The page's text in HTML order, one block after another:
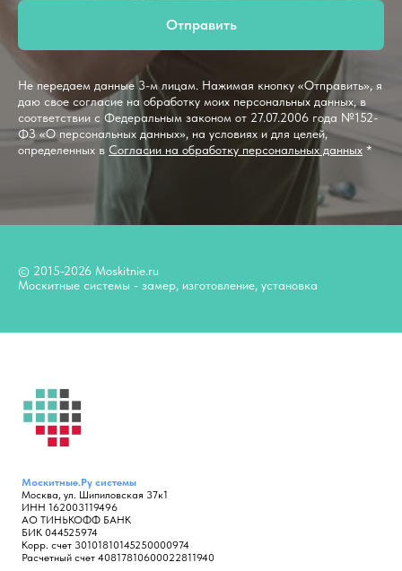
Отправить
Не передаем данные 3-м лицам. Нажимая кнопку «Отправить», я
даю свое согласие на обработку моих персональных данных, в
соответствии с Федеральным законом от 27.07.2006 года №152-
ФЗ «О персональных данных», на условиях и для целей,
определенных в Согласии на обработку персональных данных *
© 2015-2026 Moskitnie.ru
Москитные системы - замер, изготовление, установка
Москитные.Ру системы
Москва, ул. Шипиловская 37к1
ИНН 162003119496
АО ТИНЬКОФФ БАНК
БИК 044525974
Корр. счет 30101810145250000974
Расчетный счет 40817810600022811940